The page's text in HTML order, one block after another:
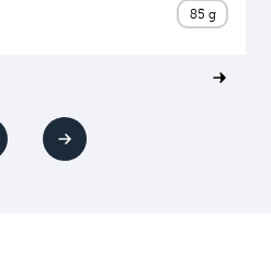
85 g